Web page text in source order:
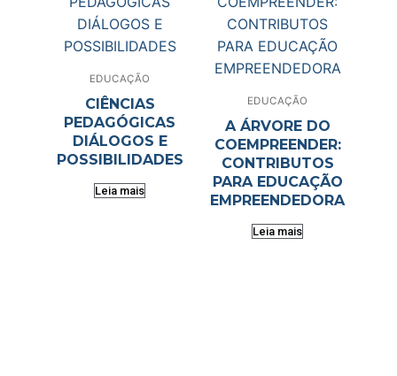
EDUCAÇÃO
CIÊNCIAS
PEDAGÓGICAS
DIÁLOGOS E
POSSIBILIDADES
Leia mais
EDUCAÇÃO
A ÁRVORE DO
COEMPREENDER:
CONTRIBUTOS
PARA EDUCAÇÃO
EMPREENDEDORA
Leia mais